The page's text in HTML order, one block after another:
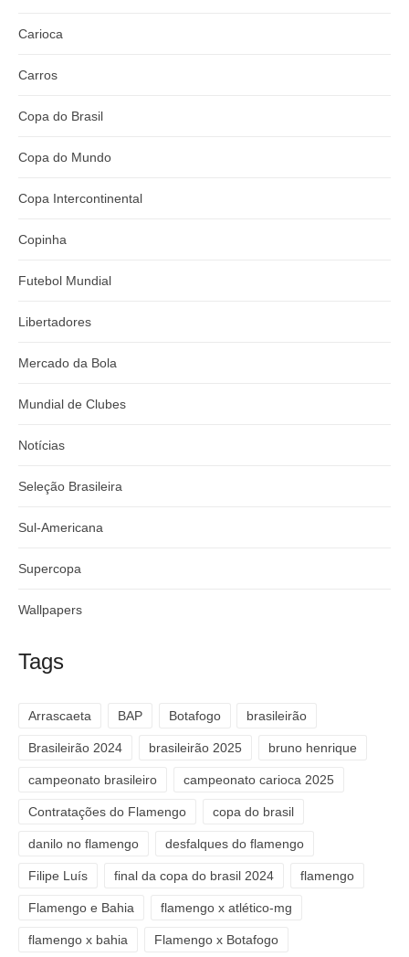
Carioca
Carros
Copa do Brasil
Copa do Mundo
Copa Intercontinental
Copinha
Futebol Mundial
Libertadores
Mercado da Bola
Mundial de Clubes
Notícias
Seleção Brasileira
Sul-Americana
Supercopa
Wallpapers
Tags
Arrascaeta BAP Botafogo brasileirão
Brasileirão 2024 brasileirão 2025 bruno henrique
campeonato brasileiro campeonato carioca 2025
Contratações do Flamengo copa do brasil
danilo no flamengo desfalques do flamengo
Filipe Luís final da copa do brasil 2024 flamengo
Flamengo e Bahia flamengo x atlético-mg
flamengo x bahia Flamengo x Botafogo